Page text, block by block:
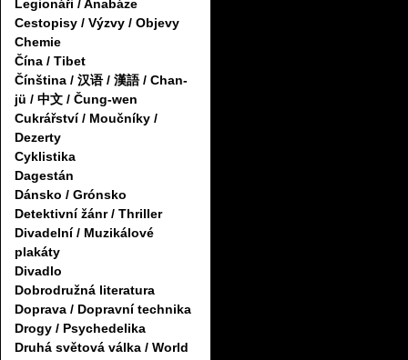
Legionáři / Anabáze
Cestopisy / Výzvy / Objevy
Chemie
Čína / Tibet
Čínština / 汉语 / 漢語 / Chan-
jü / 中文 / Čung-wen
Cukrářství / Moučníky /
Dezerty
Cyklistika
Dagestán
Dánsko / Grónsko
Detektivní žánr / Thriller
Divadelní / Muzikálové
plakáty
Divadlo
Dobrodružná literatura
Doprava / Dopravní technika
Drogy / Psychedelika
Druhá světová válka / World